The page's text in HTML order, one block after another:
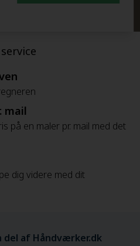
mail
på en maler pr. mail med det
dig videre med dit
del af Håndværker.dk